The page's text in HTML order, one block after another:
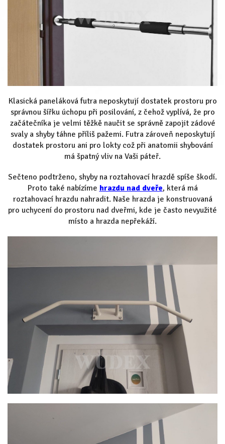
Klasická paneláková futra neposkytují dostatek prostoru pro
správnou šířku úchopu při posilování, z čehož vyplívá, že pro
začátečníka je velmi těžkě naučit se správně zapojit zádové
svaly a shyby táhne příliš pažemi. Futra zároveň neposkytují
dostatek prostoru ani pro lokty což při anatomii shybování
má špatný vliv na Vaši páteř.
Sečteno podtrženo, shyby na roztahovací hrazdě spíše škodí.
Proto také nabízíme hrazdu nad dveře, která má
roztahovací hrazdu nahradit. Naše hrazda je konstruovaná
pro uchycení do prostoru nad dveřmi, kde je často nevyužité
místo a hrazda nepřekáží.